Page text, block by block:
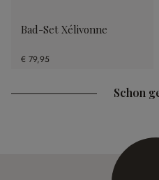
Bad-Set Xélivonne
€ 79,95
Schon